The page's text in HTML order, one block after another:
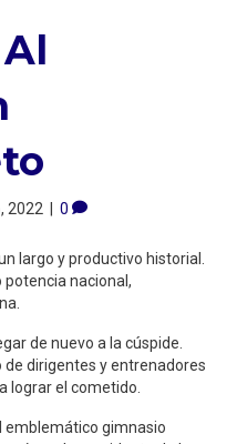
2022 0
largo y productivo historial.
nacional,
de nuevo a la cúspide.
de dirigentes y entrenadores
lograr el cometido.
emblemático gimnasio